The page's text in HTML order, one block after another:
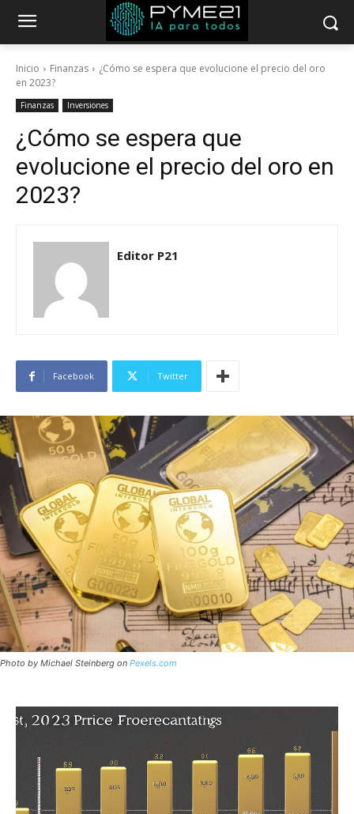
Inicio Finanzas
¿Cómo se espera que evolucione el precio del oro
en 2023?
Finanzas Inversiones
¿Cómo se espera que
evolucione el precio del oro en
2023?
Editor P21
Facebook Twitter
Photo by Michael Steinberg on Pexels.com